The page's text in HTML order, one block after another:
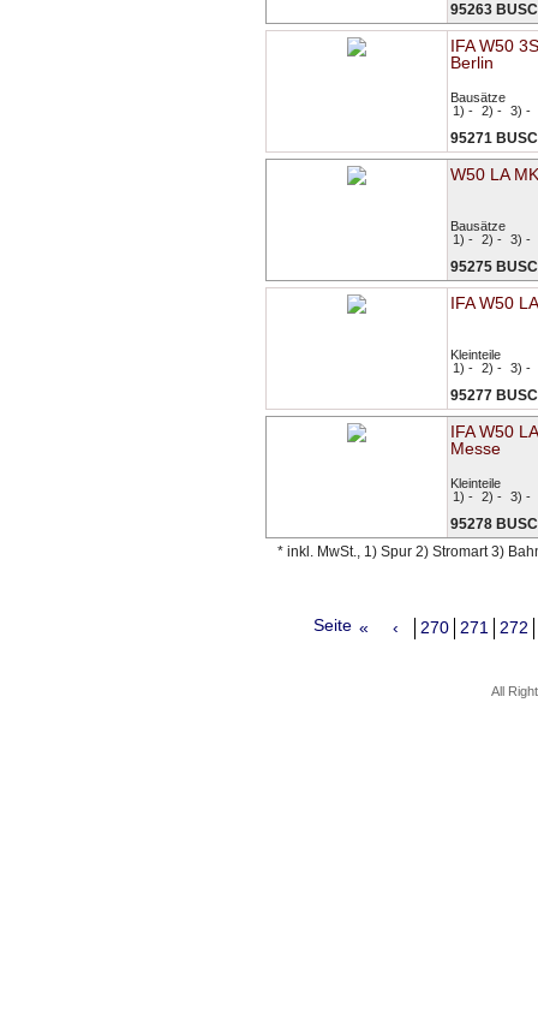
95263
IFA W50
Berlin
Bausätze
1) - 2) - 3) -
95271
W50 LA
Bausätze
1) - 2) - 3) -
95275
IFA W50
Kleinteile
1) - 2) - 3) -
95277
IFA W50
Messe
Kleinteile
1) - 2) - 3) -
95278
* inkl. MwSt., 1) Spur 2) Stromart 3)
Seite « ‹ 270 271 272
All